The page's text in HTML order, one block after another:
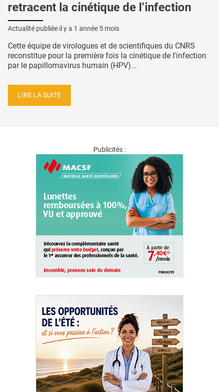
retracent la cinétique de l’infection
Actualité publiée il y a 1 année 5 mois
Cette équipe de virologues et de scientifiques du CNRS
reconstitue pour la première fois la cinétique de l'infection
par le papillomavirus humain (HPV)...
LIRE LA SUITE
Publicités :